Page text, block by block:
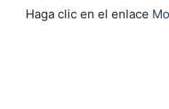
Haga clic en el enlace